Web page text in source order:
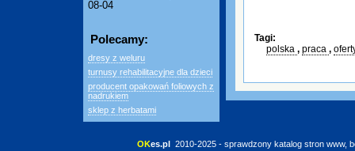
08-04
Polecamy:
dresy z weluru
turnusy rehabilitacyjne dla dzieci
producent opakowań foliowych z
nadrukiem
sklep z herbatami
Tagi:
polska , praca ,
OKes.pl 2010-2025 - sprawdzony katalog stron www,